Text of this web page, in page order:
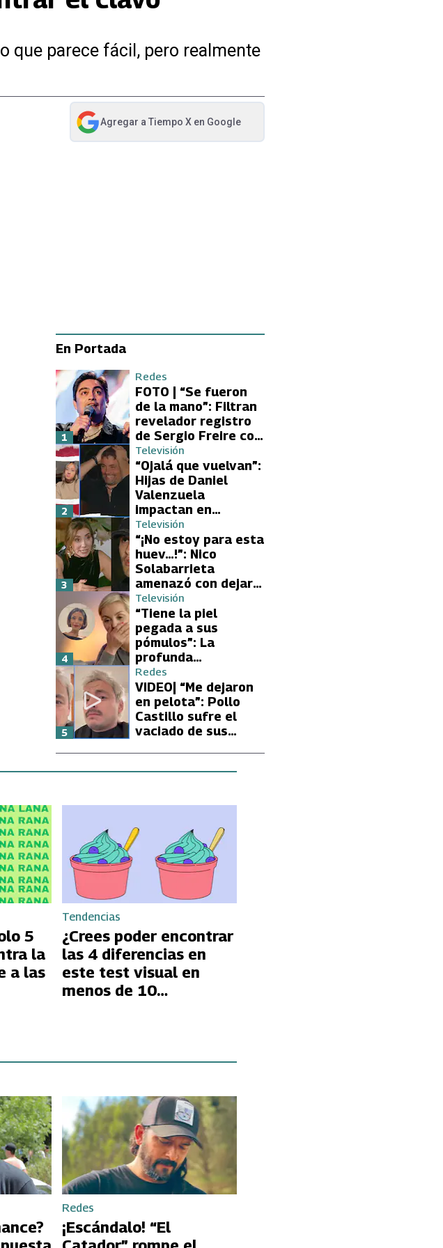
que parece fácil, pero realmente
Agregar a Tiempo Xen Google
abre en nueva pestaña
En Portada
Redes
FOTO | “Se fueron
de la mano”: Filtran
revelador registro
de Sergio Freire con
supuesta nueva
conquista
1
Televisión
“Ojalá que vuelvan”:
Hijas de Daniel
Valenzuela
impactan en
Volverías con tu Ex
2 con directa
petición a su papá
sobre Yamila Reyna
2
Televisión
“¡No estoy para esta
huev…!”: Nico
Solabarrieta
amenazó con dejar
Volverías con tu Ex
tras encontrón con
Carmen Gloria
Arroyo
3
Televisión
“Tiene la piel
pegada a sus
pómulos”: La
profunda
preocupación de
Fran García-
Huidobro por la
extrema delgadez
de Kathy Orellana
4
Redes
VIDEO| “Me dejaron
en pelota”: Pollo
Castillo sufre el
vaciado de sus
5
5
la
a las
Tendencias
¿Crees poder encontrar
las 4 diferencias en
este test visual en
menos de 10
Redes
¡Escándalo! “El